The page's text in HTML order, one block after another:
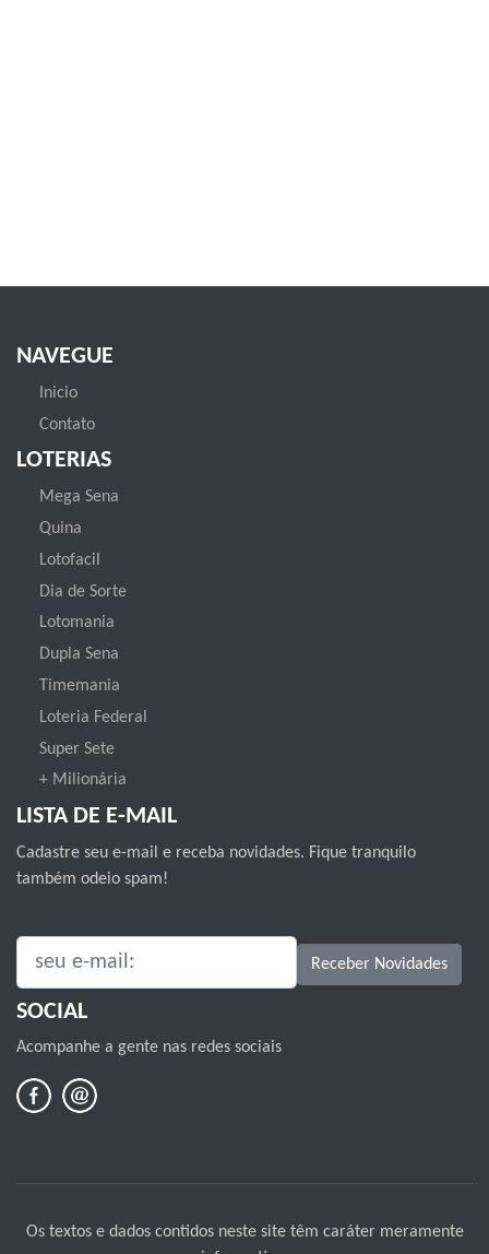
NAVEGUE
Inicio
Contato
LOTERIAS
Mega Sena
Quina
Lotofacil
Dia de Sorte
Lotomania
Dupla Sena
Timemania
Loteria Federal
Super Sete
+ Milionária
LISTA DE E-MAIL
Cadastre seu e-mail e receba novidades. Fique tranquilo
também odeio spam!
SEU E-MAIL: Receber Novidades
SOCIAL
Acompanhe a gente nas redes sociais
Os textos e dados contidos neste site têm caráter meramente